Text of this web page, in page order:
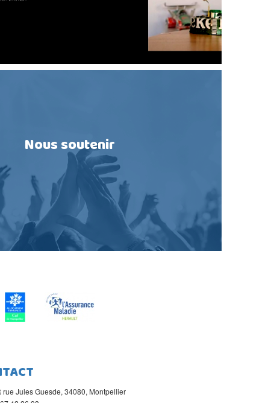
Nous soutenir
rue Jules Guesde, 34080, Montpellier